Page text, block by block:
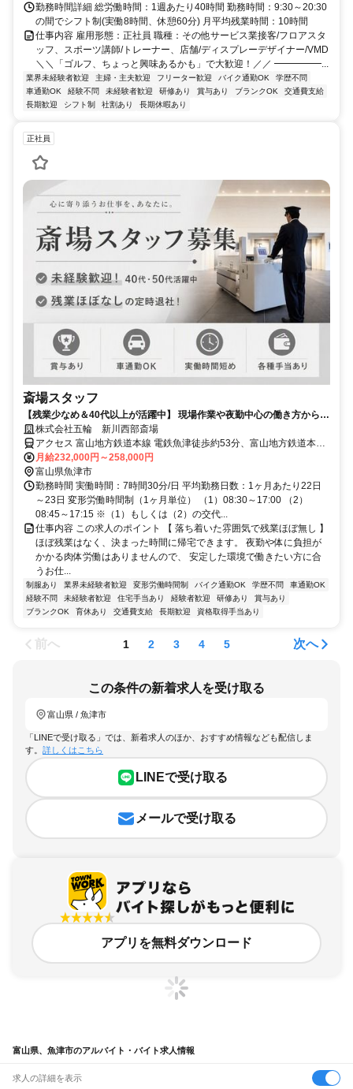
勤務時間詳細 総労働時間：1週あたり40時間 勤務時間：9:30～20:30
の間でシフト制(実働8時間、休憩60分) 月平均残業時間：10時間
仕事内容 雇用形態：正社員 職種：その他サービス業接客/フロアスタ
ッフ、スポーツ講師/トレーナー、店舗/ディスプレーデザイナー/VMD
＼＼「ゴルフ、ちょっと興味あるかも」で大歓迎！／／ ━━━━━...
業界未経験者歓迎 主婦・主夫歓迎 フリーター歓迎 バイク通勤OK
学歴不問
車通勤OK
経験不問 未経験者歓迎 研修あり 賞与あり ブランクOK
交通費支給
長期歓迎
シフト制 社割あり 長期休暇あり
正社員
斎場スタッフ
【残業少なめ＆40代以上が活躍中】 現場作業や夜勤中心の働き方から安
定した働き方へ
株式会社五輪 新川西部斎場
アクセス 富山地方鉄道本線 電鉄魚津徒歩約53分、富山地方鉄道本線
西魚津徒歩約59分、富山地方鉄道本線 新魚津西口徒歩約62分
月給232,000円～258,000円
富山県魚津市
勤務時間 実働時間：7時間30分/日 平均勤務日数：1ヶ月あたり22日
～23日 変形労働時間制（1ヶ月単位） （1）08:30～17:00 （2）
08:45～17:15 ※（1）もしくは（2）の交代...
仕事内容 この求人のポイント 【 落ち着いた雰囲気で残業ほぼ無し 】
ほぼ残業はなく、決まった時間に帰宅できます。 夜勤や体に負担が
かかる肉体労働はありませんので、 安定した環境で働きたい方に合
うお仕...
制服あり 業界未経験者歓迎 変形労働時間制 バイク通勤OK 学歴不問
車通勤OK
経験不問
未経験者歓迎 住宅手当あり 経験者歓迎 研修あり
賞与あり
ブランクOK
育休あり 交通費支給 長期歓迎 資格取得手当あり
前へ 1 2 3 4 5 次へ
この条件の新着求人を受け取る
富山県 / 魚津市
「LINEで受け取る」では、新着求人のほか、おすすめ情報なども配信しま
す。 詳しくはこちら
LINEで受け取る
メールで受け取る
アプリを無料ダウンロード
富山県、魚津市のアルバイト・バイト求人情報
求人の詳細を表示